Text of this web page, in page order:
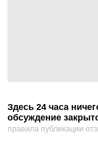
Здесь 24 часа
обсуждение
правила публикации